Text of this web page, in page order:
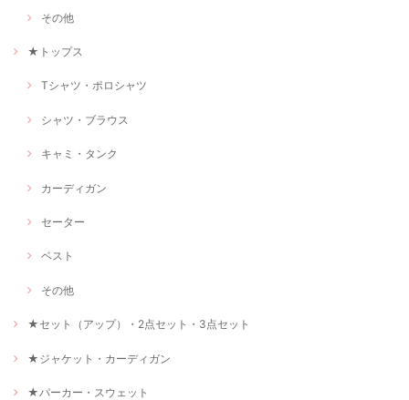
その他
★トップス
Tシャツ・ポロシャツ
シャツ・ブラウス
キャミ・タンク
カーディガン
セーター
ベスト
その他
★セット（アップ）・2点セット・3点セット
★ジャケット・カーディガン
★パーカー・スウェット